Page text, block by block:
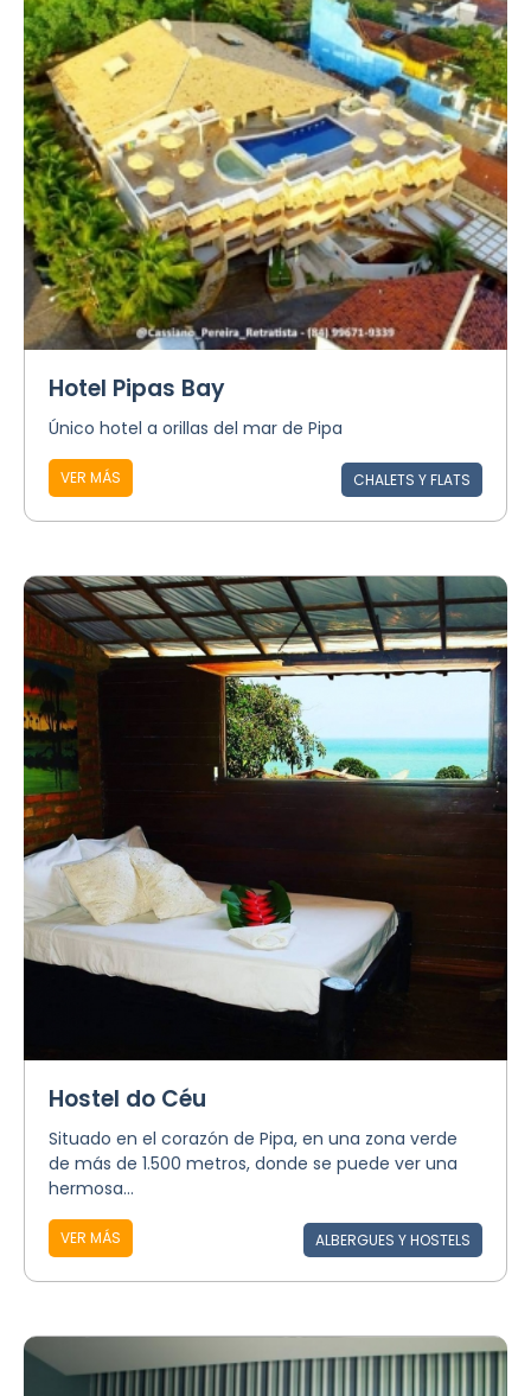
Hotel Pipas Bay
Único hotel a orillas del mar de Pipa
VER MÁS CHALETS Y FLATS
Hostel do Céu
Situado en el corazón de Pipa, en una zona verde
de más de 1.500 metros, donde se puede ver una
hermosa...
VER MÁS ALBERGUES Y HOSTELS